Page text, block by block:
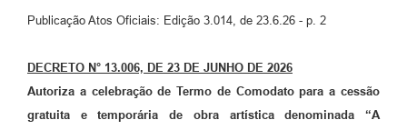
Obras
Galeria de Vídeos
Publicação Atos Oficiais: Edição 3.014, de 23.6.26 - p. 2
DECRETO N° 13.006, DE 23 DE JUNHO DE 2026
Autoriza a celebração de Termo de Comodato para a cessão
gratuita e temporária de obra artística denominada “A